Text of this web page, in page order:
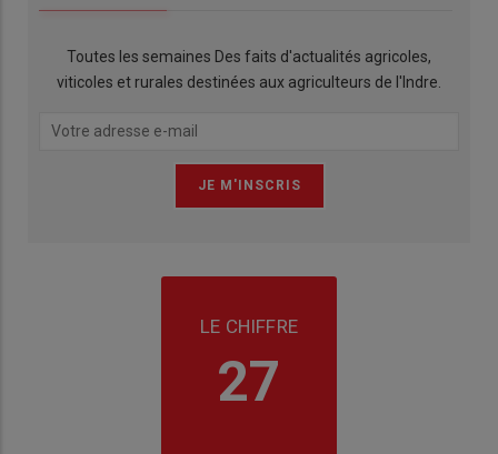
Toutes les semaines Des faits d'actualités agricoles,
viticoles et rurales destinées aux agriculteurs de l'Indre.
LE CHIFFRE
27